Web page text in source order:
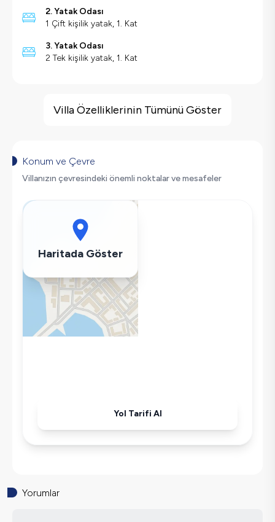
2. Yatak Odası
1 Çift kişilik yatak, 1. Kat
3. Yatak Odası
2 Tek kişilik yatak, 1. Kat
Geniş Ailelere Uygun
Saç Kurutma Makinası
Bulaşık Makinesi
Buzdolabı
Mikrodalga
Kettle
Korunaklı Havuz
Ütü
Villa Özelliklerinin Tümünü Göster
Konum ve Çevre
Villanızın çevresindeki önemli noktalar ve mesafeler
Haritada Göster
Yol Tarifi Al
Yorumlar